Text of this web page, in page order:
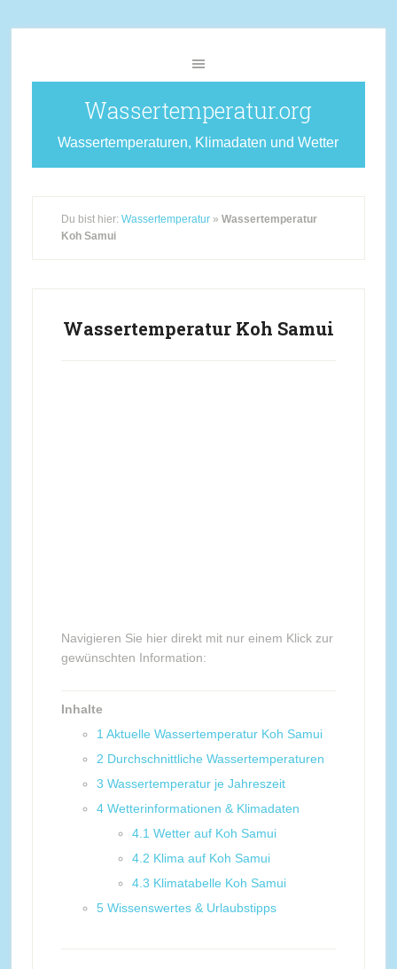
Wassertemperatur.org
Wassertemperaturen, Klimadaten und Wetter
Du bist hier: Wassertemperatur» Wassertemperatur
Koh Samui
Wassertemperatur Koh Samui
Navigieren Sie hier direkt mit nur einem Klick zur
gewünschten Information:
Inhalte
1 Aktuelle Wassertemperatur Koh Samui
2 Durchschnittliche Wassertemperaturen
3 Wassertemperatur je Jahreszeit
4 Wetterinformationen & Klimadaten
4.1 Wetter auf Koh Samui
4.2 Klima auf Koh Samui
4.3 Klimatabelle Koh Samui
5 Wissenswertes & Urlaubstipps